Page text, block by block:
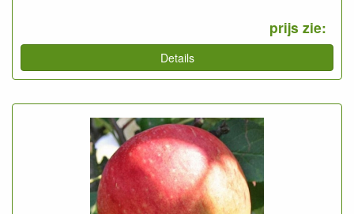
prijs zie:
Details